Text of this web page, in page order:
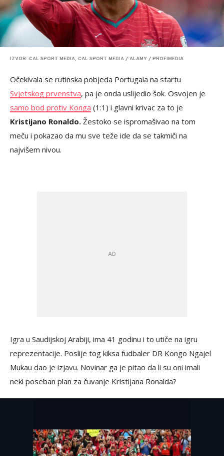
IZVOR: CAL SPORT MEDIA, CAL SPORT MEDIA / ALAMY / PROFIMEDIA
Očekivala se rutinska pobjeda Portugala na startu
Svjetskog prvenstva, pa je onda uslijedio šok. Osvojen je
samo bod protiv Konga (1:1) i glavni krivac za to je
Kristijano Ronaldo. Žestoko se ispromašivao na tom
meču i pokazao da mu sve teže ide da se takmiči na
najvišem nivou.
Igra u Saudijskoj Arabiji, ima 41 godinu i to utiče na igru
reprezentacije. Poslije tog kiksa fudbaler DR Kongo Ngajel
Mukau dao je izjavu. Novinar ga je pitao da li su oni imali
neki poseban plan za čuvanje Kristijana Ronalda?